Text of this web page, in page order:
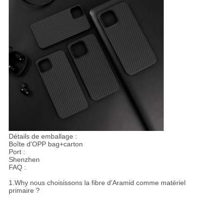
Détails de emballage :
Boîte d'OPP bag+carton
Port :
Shenzhen
FAQ :
1.Why nous choisissons la fibre d'Aramid comme matériel
primaire ?